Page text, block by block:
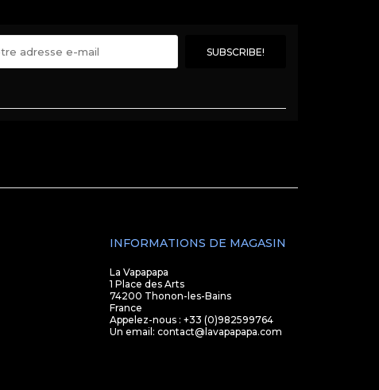
INFORMATIONS DE MAGASIN
La Vapapapa
1 Place des Arts
74200 Thonon-les-Bains
France
Appelez-nous : +33 (0)982599764
Un email: contact@lavapapapa.com